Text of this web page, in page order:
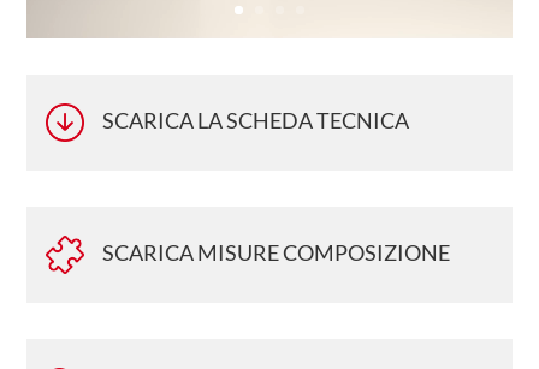
SCARICA LA SCHEDA TECNICA
SCARICA MISURE COMPOSIZIONE